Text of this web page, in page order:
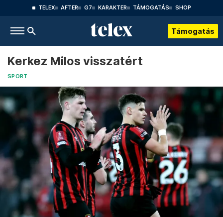
TELEX AFTER G7 KARAKTER TÁMOGATÁS SHOP
Támogatás
Kerkez Milos visszatért
SPORT